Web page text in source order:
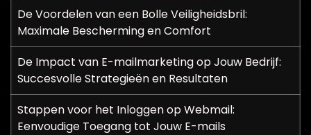
De Voordelen van een Bolle Veiligheidsbril:
Maximale Bescherming en Comfort
De Impact van E-mailmarketing op Jouw Bedrijf:
Succesvolle Strategieën en Resultaten
Stappen voor het Inloggen op Webmail:
Eenvoudige Toegang tot Jouw E-mails